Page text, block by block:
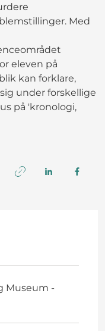
Med
eleven på
kan forklare,
under forskellige
på 'kronologi,
Museum -